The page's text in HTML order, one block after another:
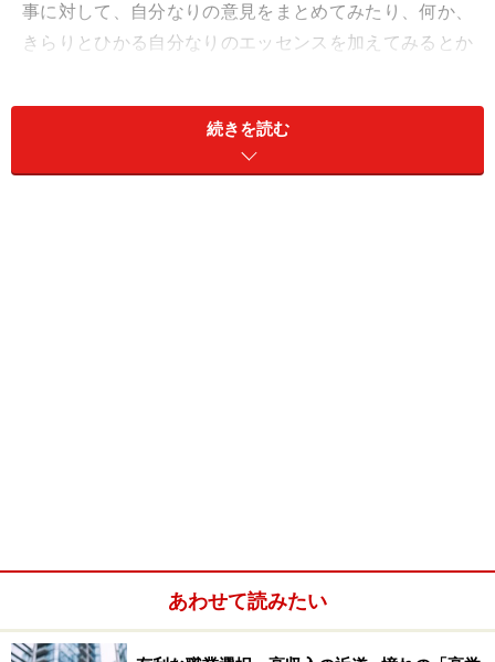
事に対して、自分なりの意見をまとめてみたり、何か、
きらりとひかる自分なりのエッセンスを加えてみるとか
毎日の仕事の中でも、「あの人はがんばっているな」、
「あの人の意見はおもしろいな」など、なにか社外の人
すが、一般には、ヘッドハンターは人づてでアプローチ
してくることが多いので、周りの人に、「この分野で優
秀な人はあの人！」と思ってもらっているかどうか、と
続きを読む
あわせて読みたい